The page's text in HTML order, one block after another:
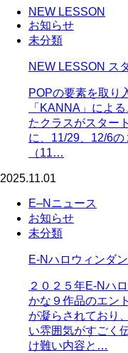
NEW LESSON
お知らせ
未分類
NEW LESSON ス
POPの要素を取り
「KANNA」によ
たクラスがスター
に、11/29、12/6の
（11…
2025.11.01
E–Nニュース
お知らせ
未分類
E-Nハロウィンダ
２０２５年E-Nハ
かな９作品のエン
が凝らされており
い雰囲気がすごく
け難い内容と…